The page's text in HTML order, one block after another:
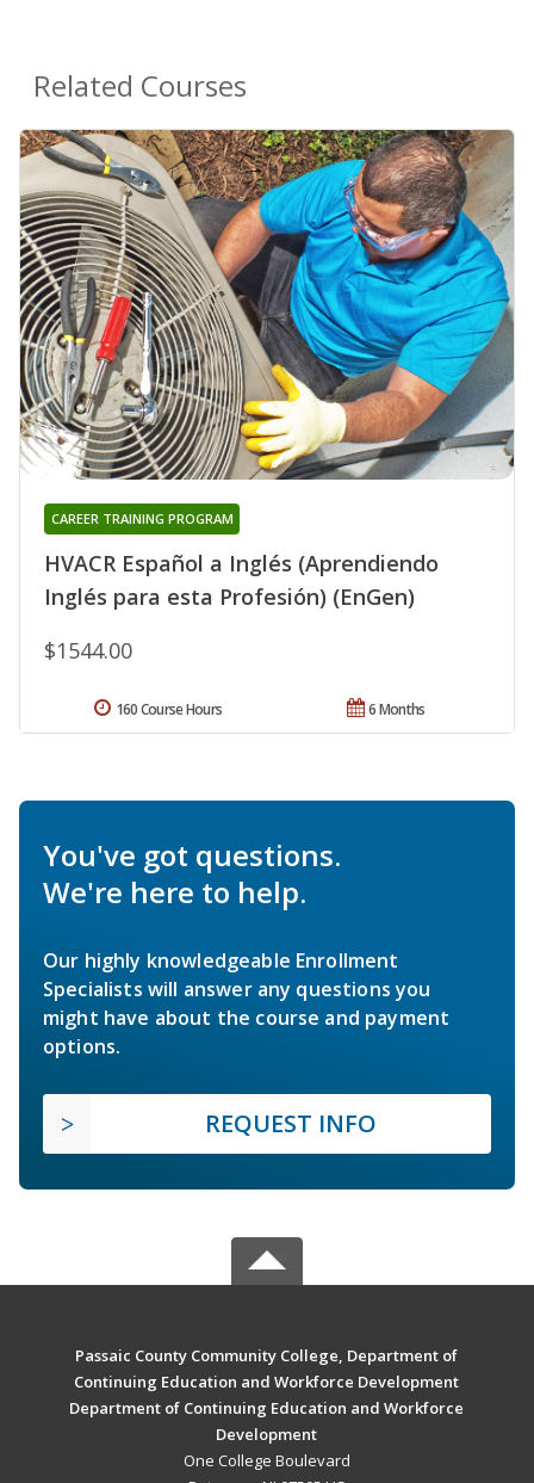
Related Courses
HVACR Español a Inglés (Aprendiendo
Inglés para esta Profesión) (EnGen)
CAREER TRAINING PROGRAM
$1544.00
6 Months
160 Course Hours
You've got questions.
We're here to help.
Our highly knowledgeable Enrollment
Specialists will answer any questions you
might have about the course and payment
options.
REQUEST INFO
Passaic County Community College, Department of
Continuing Education and Workforce Development
Department of Continuing Education and Workforce
Development
One College Boulevard